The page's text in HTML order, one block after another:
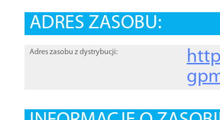
ADRES ZASOBU:
Adres zasobu z dystrybucji: